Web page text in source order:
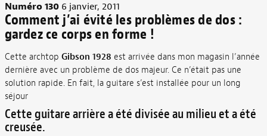
Numéro 1306 janvier, 2011
Comment j’ai évité les problèmes de dos :
gardez ce corps en forme !
Cette archtop Gibson 1928 est arrivée dans mon magasin l’année
dernière avec un problème de dos majeur. Ce n’était pas une
solution rapide. En fait, la guitare s’est installée pour un long
séjour
Cette guitare arrière a été divisée au milieu et a été
creusée.